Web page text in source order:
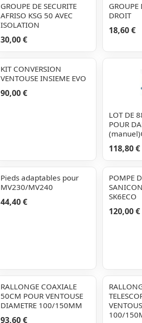
GROUPE DE SECURITE
AFRISO KSG 50 AVEC
ISOLATION
30,00 €
GROUPE
DROIT
18,60 €
KIT CONVERSION
VENTOUSE INSIEME EVO
90,00 €
LOT DE
POUR
118,80 €
Pieds adaptables pour
MV230/MV240
44,40 €
POMPE
SK6ECO
120,00 €
RALLONGE COAXIALE
50CM POUR VENTOUSE
DIAMETRE 100/150MM
93,60 €
100/